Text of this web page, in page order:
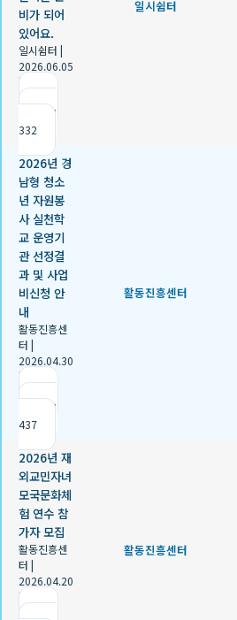
비가 되어
있어요.
일시쉼터 |
2026.06.05
|
조회
332
일시쉼터
2026년 경
남형 청소
년 자원봉
사 실천학
교 운영기
관 선정결
과 및 사업
비신청 안
내
활동진흥센
터 |
2026.04.30
|
조회
437
활동진흥센터
2026년 재
외교민자녀
모국문화체
험 연수 참
가자 모집
활동진흥센
터 |
2026.04.20
|
활동진흥센터